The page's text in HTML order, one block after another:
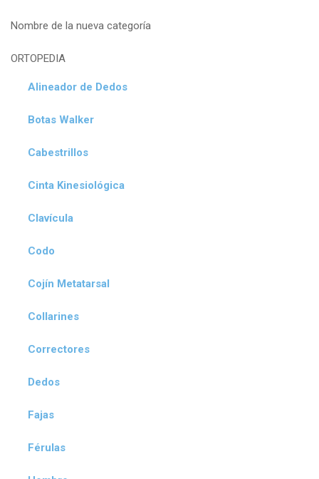
Nombre de la nueva categoría
ORTOPEDIA
Alineador de Dedos
Botas Walker
Cabestrillos
Cinta Kinesiológica
Clavícula
Codo
Cojín Metatarsal
Collarines
Correctores
Dedos
Fajas
Férulas